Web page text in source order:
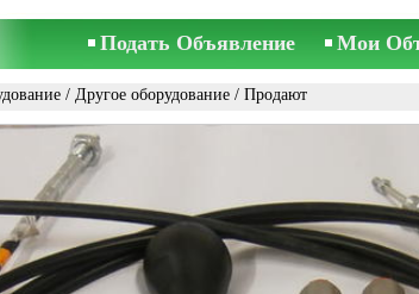
Подать Объявление Мои
/ Другое оборудование / Продают